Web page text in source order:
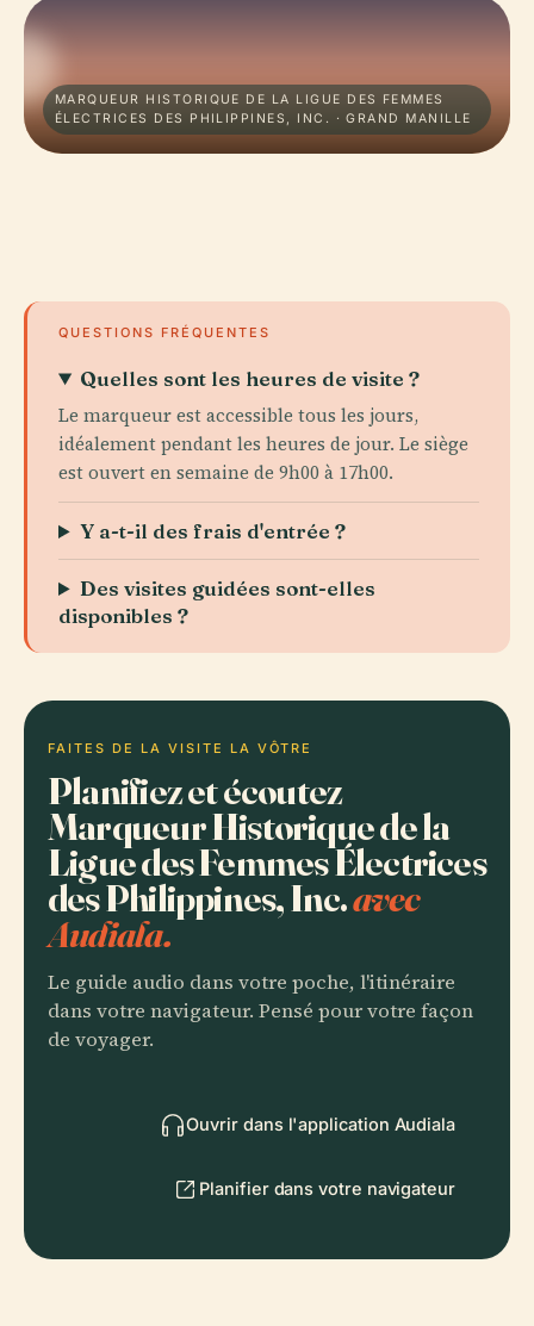
MARQUEUR HISTORIQUE DE LA LIGUE DES FEMMES
ÉLECTRICES DES PHILIPPINES, INC. · GRAND MANILLE
QUESTIONS FRÉQUENTES
Quelles sont les heures de visite ?
Le marqueur est accessible tous les jours,
idéalement pendant les heures de jour. Le siège
est ouvert en semaine de 9h00 à 17h00.
Y a-t-il des frais d'entrée ?
Des visites guidées sont-elles
disponibles ?
FAITES DE LA VISITE LA VÔTRE
Planifiez et écoutez
Marqueur Historique de la
Ligue des Femmes Électrices
des Philippines, Inc.avec
Audiala.
Le guide audio dans votre poche, l'itinéraire
dans votre navigateur. Pensé pour votre façon
de voyager.
Ouvrir dans l'application Audiala
Planifier dans votre navigateur